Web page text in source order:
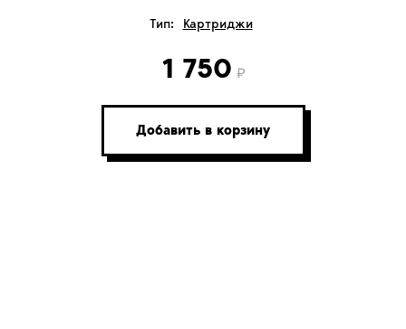
Тип: Картриджи
1 750
Добавить в корзину